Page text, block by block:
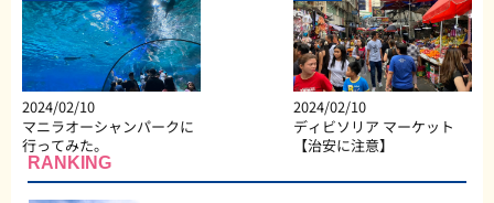
2024/02/10
マニラオーシャンパークに
行ってみた。
2024/02/10
ディビソリア マーケット
【治安に注意】
RANKING